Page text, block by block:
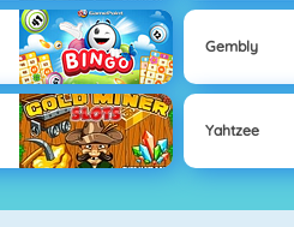
Gembly
Yahtzee